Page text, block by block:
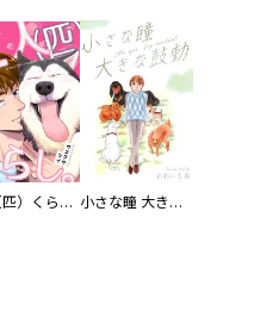
2人（匹）くらし。 小さな瞳 大きな鼓動